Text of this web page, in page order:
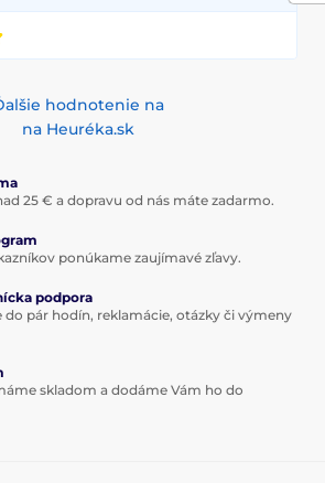
hodnotenie na
na Heuréka.sk
25 € a dopravu od nás máte zadarmo.
ponúkame zaujímavé zľavy.
podpora
do pár hodín, reklamácie, otázky či výmeny
skladom a dodáme Vám ho do